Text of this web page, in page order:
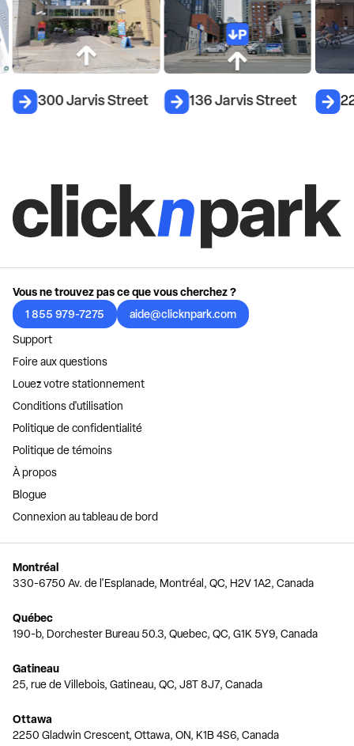
300 Jarvis Street 136 Jarvis Street
Vous ne trouvez pas ce que vous cherchez ?
1 855 979-7275
aide@clicknpark.com
Support
Foire aux questions
Louez votre stationnement
Conditions d'utilisation
Politique de confidentialité
Politique de témoins
À propos
Blogue
Connexion au tableau de bord
Montréal
330-6750 Av. de l'Esplanade, Montréal, QC, H2V 1A2, Canada
Québec
190-b, Dorchester Bureau 50.3, Quebec, QC, G1K 5Y9, Canada
Gatineau
25, rue de Villebois, Gatineau, QC, J8T 8J7, Canada
Ottawa
2250 Gladwin Crescent, Ottawa, ON, K1B 4S6, Canada